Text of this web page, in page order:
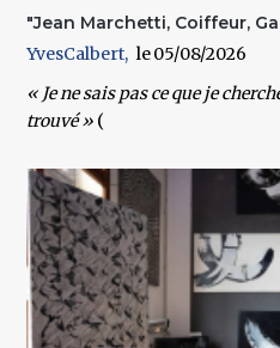
"Jean Marchetti, Coiffeur,
YvesCalbert
05/08/2026
« Je ne sais pas ce que je
trouvé » (